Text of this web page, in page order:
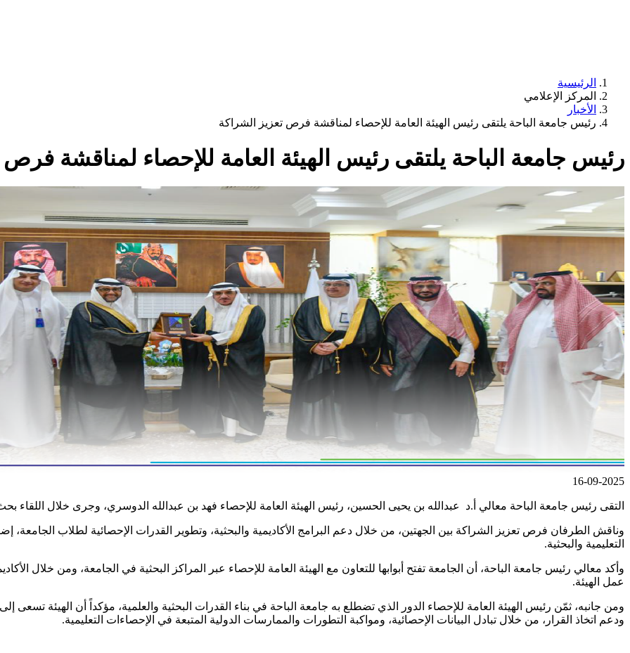
الرئيسية
المركز الإعلامي
الأخبار
رئيس جامعة الباحة يلتقى رئيس الهيئة العامة للإحصاء لمناقشة فرص تعزيز الشراكة
رئيس جامعة الباحة يلتقى رئيس الهيئة العامة للإحصاء لمناقشة فرص
16-09-2025
التقى رئيس جامعة الباحة معالي أ.د عبدالله بن يحيى الحسين، رئيس الهيئة العامة للإحصاء فهد بن عبدالله الدوسري، وجرى خلال اللقاء
وناقش الطرفان فرص تعزيز الشراكة بين الجهتين، من خلال دعم البرامج الأكاديمية والبحثية، وتطوير القدرات الإحصائية لطلاب الجامعة،
التعليمية والبحثية.
وأكد معالي رئيس جامعة الباحة، أن الجامعة تفتح أبوابها للتعاون مع الهيئة العامة للإحصاء عبر المراكز البحثية في الجامعة، ومن خلال
عمل الهيئة.
ومن جانبه، ثمّن رئيس الهيئة العامة للإحصاء الدور الذي تضطلع به جامعة الباحة في بناء القدرات البحثية والعلمية، مؤكداً أن الهيئة تسعى
ودعم اتخاذ القرار، من خلال تبادل البيانات الإحصائية، ومواكبة التطورات والممارسات الدولية المتبعة في الإحصاءات التعليمية.